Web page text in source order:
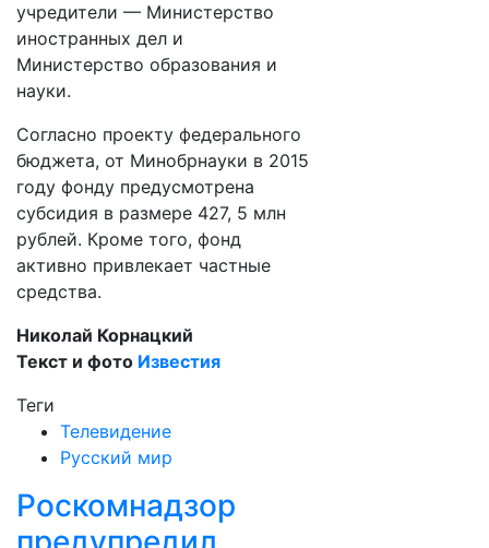
учредители — Министерство
иностранных дел и
Министерство образования и
науки.
Согласно проекту федерального
бюджета, от Минобрнауки в 2015
году фонду предусмотрена
субсидия в размере 427, 5 млн
рублей. Кроме того, фонд
активно привлекает частные
средства.
Николай Корнацкий
Текст и фото Известия
Теги
Телевидение
Русский мир
Роскомнадзор